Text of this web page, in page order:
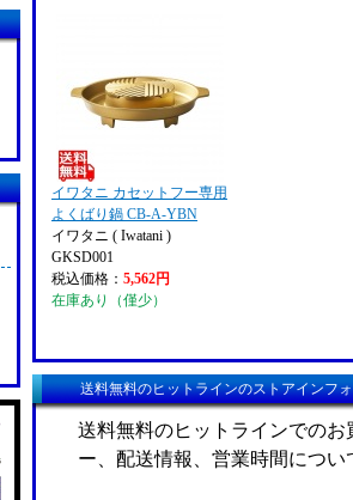
イワタニ カセットフー専用
よくばり鍋 CB-A-YBN
イワタニ ( Iwatani )
GKSD001
税込価格： 5,562円
在庫あり（僅少）
送料無料のヒットラインのストアインフ
送料無料のヒットラインでの
ー、配送情報、営業時間につ